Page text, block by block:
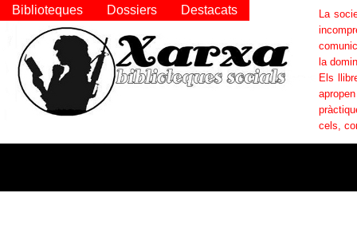
La
la
Els
cels,
Biblioteques Dossiers Destacats